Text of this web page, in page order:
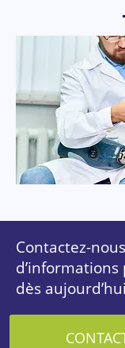
Contactez-
dès